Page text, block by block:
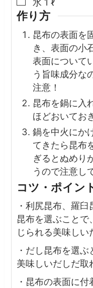
水 1 ℓ
作り方
昆布の表面を
き、表面の小
表面について
う旨味成分な
注意！
昆布を鍋に入
ほどおいてお
鍋を中火にか
てきたら昆布
ぎるとぬめり
うので注意し
コツ・ポイン
・利尻昆布、羅
昆布を選ぶこと
じられる美味しい
・だし昆布を選
美味しいだしだ取
・昆布の表面に